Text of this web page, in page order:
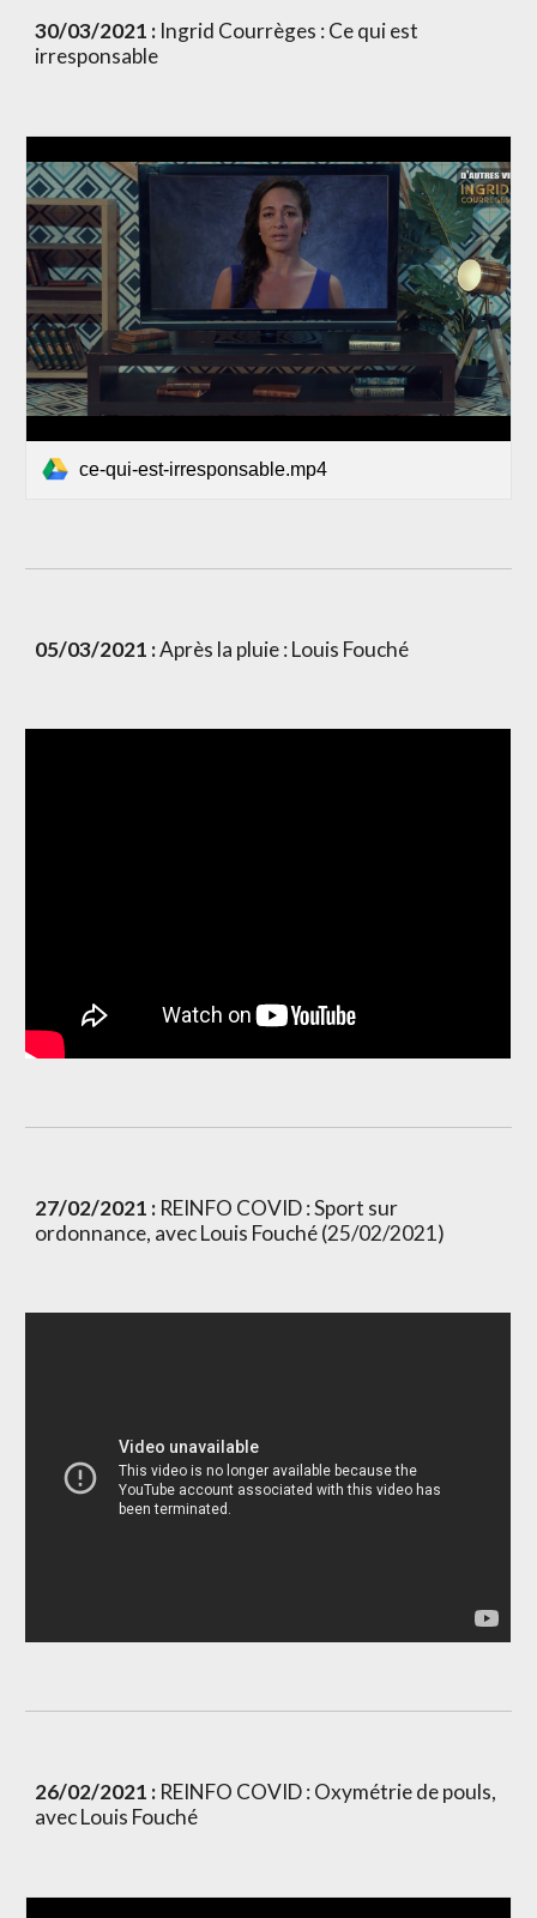
30/03/2021 : Ingrid Courrèges : Ce qui est
irresponsable
ce-qui-est-irresponsable.mp4
05/03/2021 : Après la pluie : Louis Fouché
27/02/2021 : REINFO COVID : Sport sur
ordonnance, avec Louis Fouché (25/02/2021)
26/02/2021 : REINFO COVID : Oxymétrie de pouls,
avec Louis Fouché